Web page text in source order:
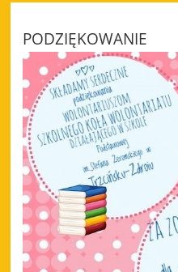
PODZIĘKOWANIE